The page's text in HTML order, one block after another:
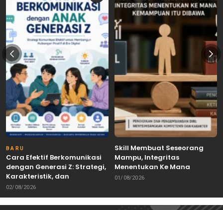
BARU
Cara Efektif Berkomunikasi
dengan Generasi Z: Strategi,
Karakteristik, dan
Tantangannya
02/08/2026
Skill Membuat Seseorang
Mampu, Integritas
Menentukan Ke Mana
Kemampuan Itu Dibawa
01/08/2026